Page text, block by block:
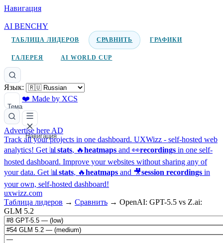
Навигация
AI BENCHY
ТАБЛИЦА ЛИДЕРОВ СРАВНИТЬ ГРАФИКИ
ГАЛЕРЕЯ AI WORLD CUP
Язык:
Тема
❤️ Made by XCS
Навигация
Advertise here AD
Track all your projects in one dashboard. UXWizz - self-hosted web
analytics! Get 📊 stats, 🔥heatmaps and 👀recordings in one self-
hosted dashboard. Improve your websites without sharing any of
your data. Get 📊 stats, 🔥heatmaps and 🎥session recordings in
your own, self-hosted dashboard!
uxwizz.com
Таблица лидеров → Сравнить → OpenAI: GPT-5.5 vs Z.ai:
GLM 5.2